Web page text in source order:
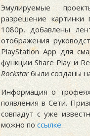
Эмулируемые
разрешение
1080p, добавлены
отображения
PlayStation App для
функции Share Play и
Rockstarбыли созданы
Информация о
появления в Сети.
совпадут с уже
можно поссылке.